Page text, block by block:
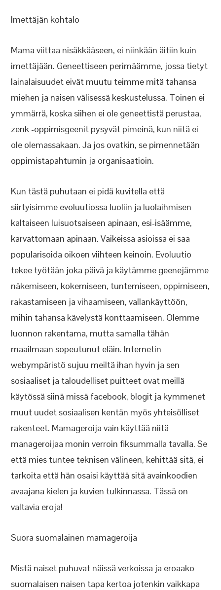
Imettäjän kohtalo
Mama viittaa nisäkkääseen, ei niinkään äitiin kuin
imettäjään. Geneettiseen perimäämme, jossa tietyt
lainalaisuudet eivät muutu teimme mitä tahansa
miehen ja naisen välisessä keskustelussa. Toinen ei
ymmärrä, koska siihen ei ole geneettistä perustaa,
zenk -oppimisgeenit pysyvät pimeinä, kun niitä ei
ole olemassakaan. Ja jos ovatkin, se pimennetään
oppimistapahtumin ja organisaatioin.
Kun tästä puhutaan ei pidä kuvitella että
siirtyisimme evoluutiossa luoliin ja luolaihmisen
kaltaiseen luisuotsaiseen apinaan, esi-isäämme,
karvattomaan apinaan. Vaikeissa asioissa ei saa
popularisoida oikoen viihteen keinoin. Evoluutio
tekee työtään joka päivä ja käytämme geenejämme
näkemiseen, kokemiseen, tuntemiseen, oppimiseen,
rakastamiseen ja vihaamiseen, vallankäyttöön,
mihin tahansa kävelystä konttaamiseen. Olemme
luonnon rakentama, mutta samalla tähän
maailmaan sopeutunut eläin. Internetin
webympäristö sujuu meiltä ihan hyvin ja sen
sosiaaliset ja taloudelliset puitteet ovat meillä
käytössä siinä missä facebook, blogit ja kymmenet
muut uudet sosiaalisen kentän myös yhteisölliset
rakenteet. Mamageroija vain käyttää niitä
manageroijaa monin verroin fiksummalla tavalla. Se
että mies tuntee teknisen välineen, kehittää sitä, ei
tarkoita että hän osaisi käyttää sitä avainkoodien
avaajana kielen ja kuvien tulkinnassa. Tässä on
valtavia eroja!
Suora suomalainen mamageroija
Mistä naiset puhuvat näissä verkoissa ja eroaako
suomalaisen naisen tapa kertoa jotenkin vaikkapa